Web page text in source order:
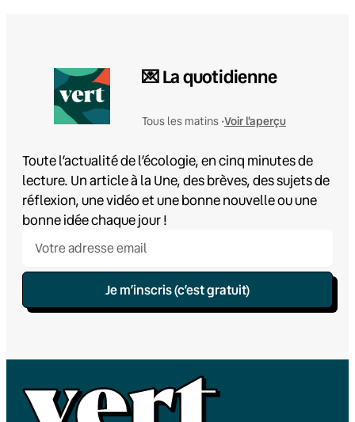
💌 La quotidienne
Tous les matins •Voir l'aperçu
Toute l’actualité de l’écologie, en cinq minutes de
lecture. Un article à la Une, des brèves, des sujets de
réflexion, une vidéo et une bonne nouvelle ou une
bonne idée chaque jour !
Je m’inscris (c’est gratuit)